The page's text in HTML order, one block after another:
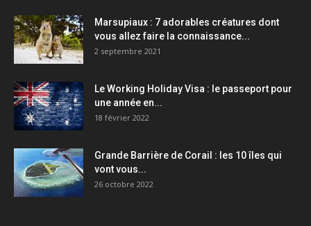
Marsupiaux : 7 adorables créatures dont
vous allez faire la connaissance...
2 septembre 2021
Le Working Holiday Visa : le passeport pour
une année en...
18 février 2022
Grande Barrière de Corail : les 10 îles qui
vont vous...
26 octobre 2022